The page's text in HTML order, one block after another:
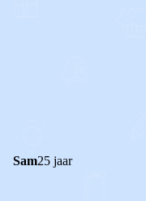
Sam25 jaar